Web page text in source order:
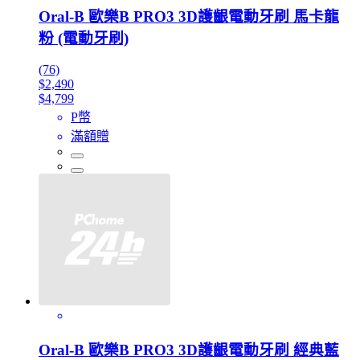
Oral-B 歐樂B PRO3 3D護齦電動牙刷 馬卡龍
粉 (電動牙刷)
(76)
$2,490
$4,799
P幣
滿額贈
Oral-B 歐樂B PRO3 3D護齦電動牙刷 經典藍